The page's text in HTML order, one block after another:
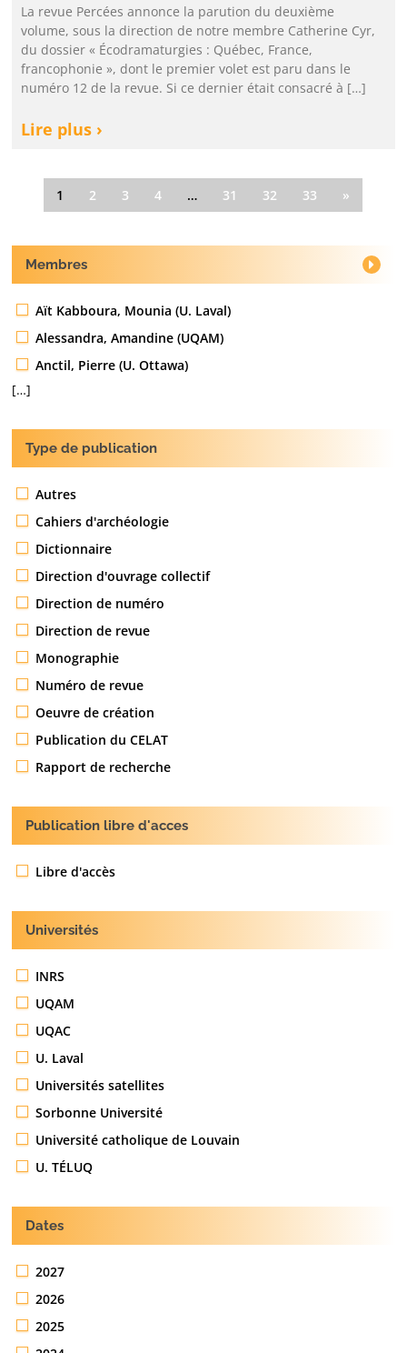
La revue Percées annonce la parution du deuxième
volume, sous la direction de notre membre Catherine Cyr,
du dossier « Écodramaturgies : Québec, France,
francophonie », dont le premier volet est paru dans le
numéro 12 de la revue. Si ce dernier était consacré à […]
Lire plus ›
1 2 3 4 … 31 32 33 »
Membres
Aït Kabboura, Mounia (U. Laval)
Alessandra, Amandine (UQAM)
Anctil, Pierre (U. Ottawa)
[…]
Type de publication
Autres
Cahiers d'archéologie
Dictionnaire
Direction d'ouvrage collectif
Direction de numéro
Direction de revue
Monographie
Numéro de revue
Oeuvre de création
Publication du CELAT
Rapport de recherche
Publication libre d'acces
Libre d'accès
Universités
INRS
UQAM
UQAC
U. Laval
Universités satellites
Sorbonne Université
Université catholique de Louvain
U. TÉLUQ
Dates
2027
2026
2025